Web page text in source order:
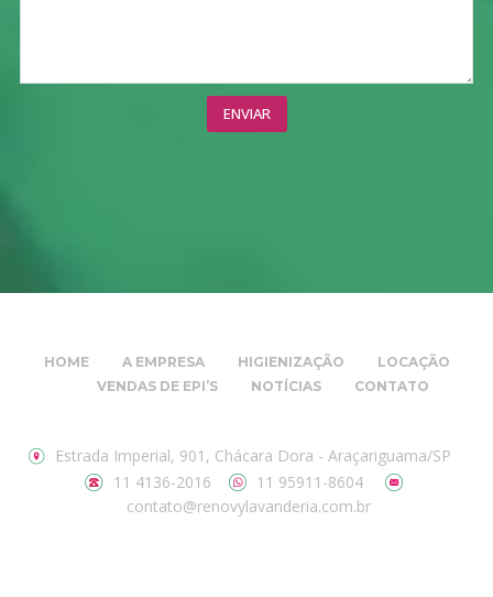
HOME A EMPRESA HIGIENIZAÇÃO
LOCAÇÃO
VENDAS DE EPI’S
NOTÍCIAS CONTATO
Estrada Imperial, 901, Chácara Dora - Araçariguama/SP
11 4136-2016
11 95911-8604
contato@renovylavanderia.com.br